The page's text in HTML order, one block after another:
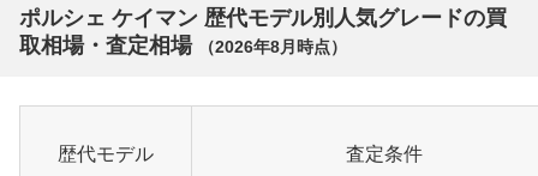
ポルシェ ケイマン 歴代モデル別人気グレードの買
取相場・査定相場
（2026年8月 時点）
歴代モデル 査定条件